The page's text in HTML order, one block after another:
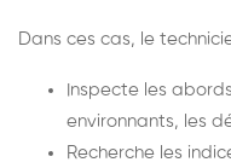
Dans ces cas, le
Inspecte les
environnants, les
Recherche les